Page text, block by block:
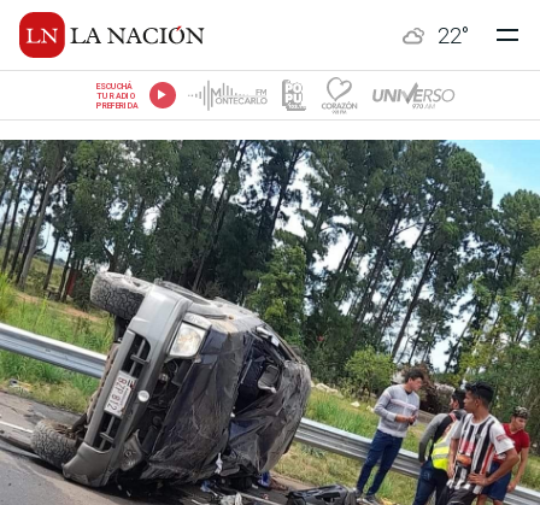
22°
ESCUCHÁ
TU RADIO
PREFERIDA